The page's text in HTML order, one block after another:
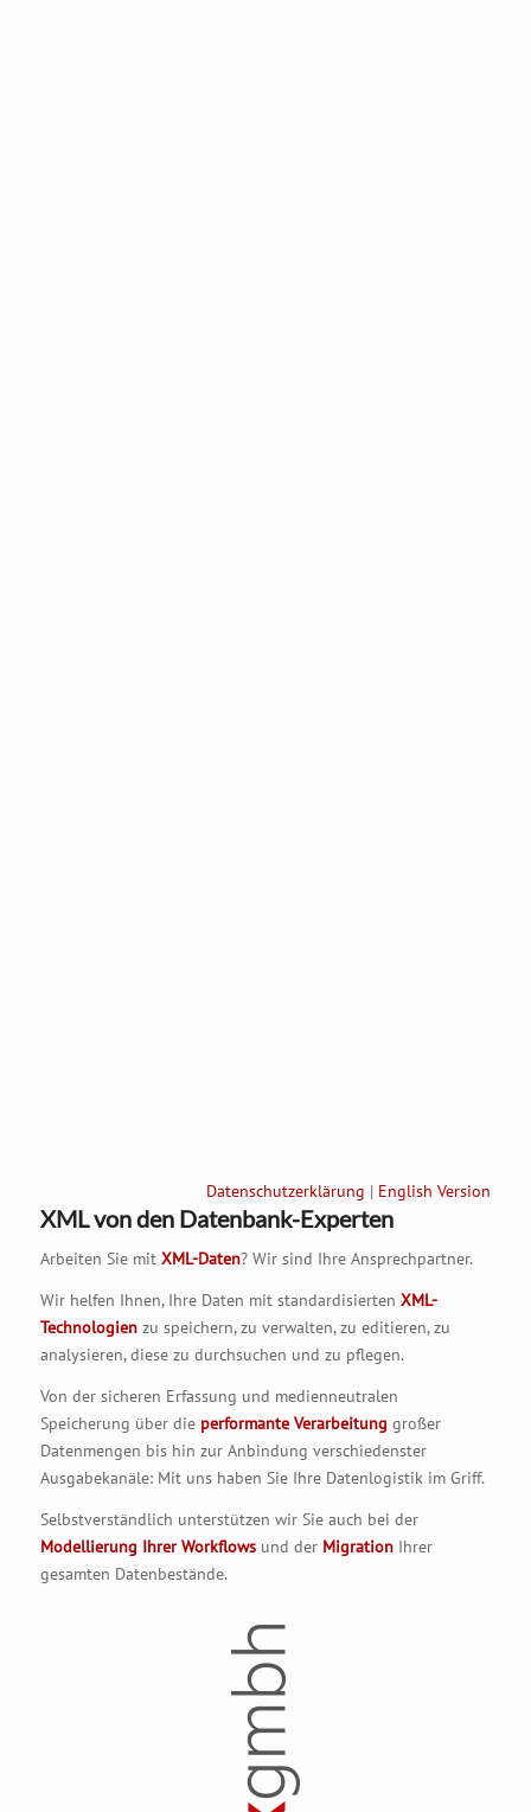
Datenschutzerklärung | English Version
XML von den Datenbank-Experten
Arbeiten Sie mit XML-Daten? Wir sind Ihre Ansprechpartner.
Wir helfen Ihnen, Ihre Daten mit standardisierten XML-
Technologien zu speichern, zu verwalten, zu editieren, zu
analysieren, diese zu durchsuchen und zu pflegen.
Von der sicheren Erfassung und medienneutralen
Speicherung über die performante Verarbeitung großer
Datenmengen bis hin zur Anbindung verschiedenster
Ausgabekanäle: Mit uns haben Sie Ihre Datenlogistik im Griff.
Selbstverständlich unterstützen wir Sie auch bei der
Modellierung Ihrer Workflows und der Migration Ihrer
gesamten Datenbestände.